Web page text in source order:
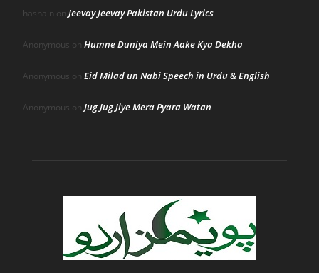
hasnain on Jeevay Jeevay Pakistan Urdu Lyrics
Anonymous on Humne Duniya Mein Aake Kya Dekha
Anonymous on Eid Milad un Nabi Speech in Urdu & English
Anonymous on Jug Jug Jiye Mera Pyara Watan